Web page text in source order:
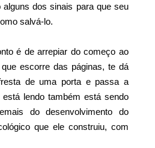
dos sinais para que seu
salvá-lo.
é de arrepiar do começo ao
escorre das páginas, te dá
de uma porta e passa a
lendo também está sendo
do desenvolvimento do
que ele construiu, com